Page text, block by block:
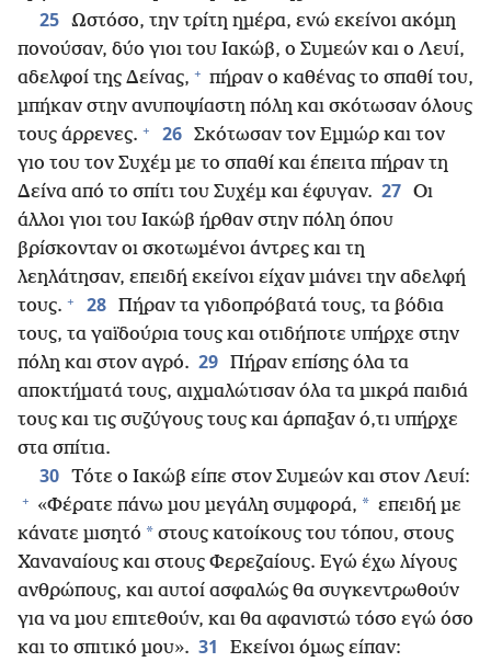
25 Ωστόσο, την τρίτη ημέρα, ενώ εκείνοι ακόμη
πονούσαν, δύο γιοι του Ιακώβ, ο Συμεών και ο Λευί,
αδελφοί της Δείνας, + πήραν ο καθένας το σπαθί του,
μπήκαν στην ανυποψίαστη πόλη και σκότωσαν όλους
τους άρρενες. + 26 Σκότωσαν τον Εμμώρ και τον
γιο του τον Συχέμ με το σπαθί και έπειτα πήραν τη
Δείνα από το σπίτι του Συχέμ και έφυγαν. 27 Οι
άλλοι γιοι του Ιακώβ ήρθαν στην πόλη όπου
βρίσκονταν οι σκοτωμένοι άντρες και τη
λεηλάτησαν, επειδή εκείνοι είχαν μιάνει την αδελφή
τους. + 28 Πήραν τα γιδοπρόβατά τους, τα βόδια
τους, τα γαϊδούρια τους και οτιδήποτε υπήρχε στην
πόλη και στον αγρό. 29 Πήραν επίσης όλα τα
αποκτήματά τους, αιχμαλώτισαν όλα τα μικρά παιδιά
τους και τις συζύγους τους και άρπαξαν ό,τι υπήρχε
στα σπίτια.
30 Τότε ο Ιακώβ είπε στον Συμεών και στον Λευί:
+ «Φέρατε πάνω μου μεγάλη συμφορά, * επειδή με
κάνατε μισητό * στους κατοίκους του τόπου, στους
Χαναναίους και στους Φερεζαίους. Εγώ έχω λίγους
ανθρώπους, και αυτοί ασφαλώς θα συγκεντρωθούν
για να μου επιτεθούν, και θα αφανιστώ τόσο εγώ όσο
και το σπιτικό μου». 31
Εκείνοι όμως είπαν: